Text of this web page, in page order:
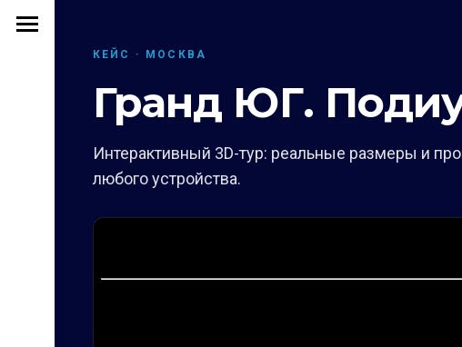
КЕЙС · МОСКВА
Гранд ЮГ.
Интерактивный 3D-тур: реальные размеры и
любого устройства.